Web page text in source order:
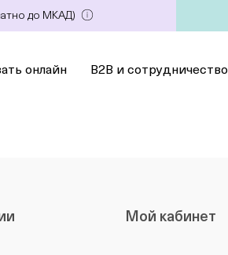
до МКАД)
онлайн B2B и сотрудничество
Мой кабинет